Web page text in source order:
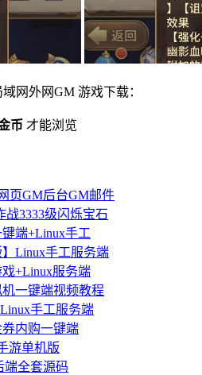
网外网GM 游戏下载：
币 才能浏览
页GM后台GM邮件
战3333级闪烁宝石
端+Linux手工
Linux手工服务端
+Linux服务端
一键端视频教程
手工服务端
内购一键端
游单机版
端全套源码